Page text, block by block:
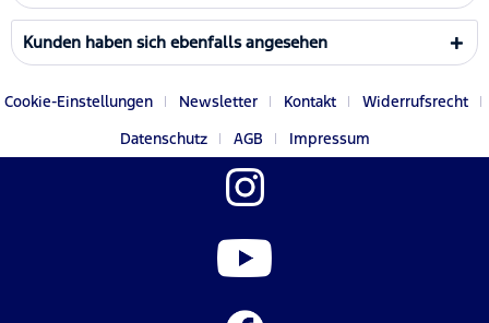
Kunden haben sich ebenfalls angesehen
Cookie-Einstellungen Newsletter Kontakt
Widerrufsrecht
Datenschutz
AGB Impressum